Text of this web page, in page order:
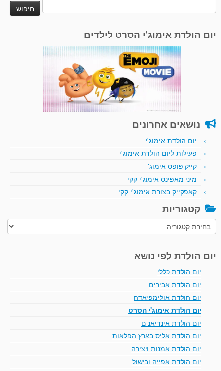
יום הולדת אימוג'י הסרט לילדים
נושאים אחרונים
יום הולדת אימוג'י
פעילות ליום הולדת אימוג'י
קייק פופס אימוג'י
מיני מאפינס אימוג'י קקי
קאפקייק בצורת אימוג'י קקי
קטגוריות
קטגוריות
יום הולדת לפי נושא
יום הולדת כללי
יום הולדת אבירים
יום הולדת אולימפיאדה
יום הולדת אימוג'י הסרט
יום הולדת אינדיאנים
יום הולדת אליס בארץ הפלאות
יום הולדת אמנות ויצירה
יום הולדת אפייה ובישול